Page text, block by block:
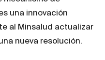
una innovación
al Minsalud actualizar
nueva resolución.